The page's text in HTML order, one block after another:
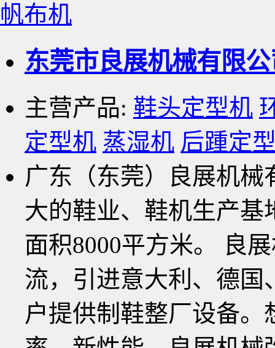
帆布机
东莞市良展机械有限
主营产品: 鞋头定型机
定型机 蒸湿机 后踵定
广东（东莞）良展机械
大的鞋业、鞋机生产基
面积8000平方米。 良
流，引进意大利、德国
户提供制鞋整厂设备